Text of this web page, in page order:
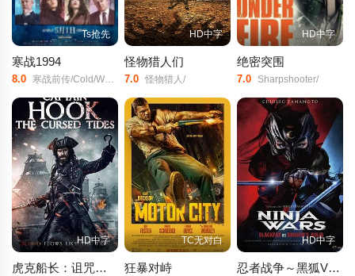
Ts抢先
寒战1994
8.0 寒战前传/Cold/War/1994/
HD中字
怪物猎人们
7.0 怪物猎人/
HD中字
绝密突围
7.0 Sharpshooter/
HD中字
虎克船长：诅咒潮汐
TC无对白
狂暴对峙
HD中字
忍者战争～黑狐VS将军乃忍者～